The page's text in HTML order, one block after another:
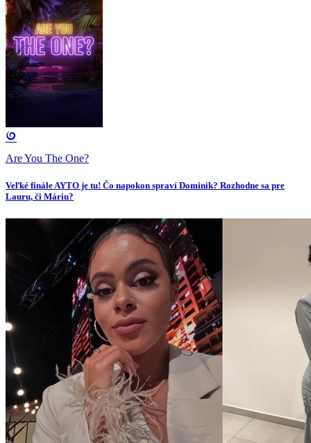
Are You The One?
Veľké finále AYTO je tu! Čo napokon spraví Dominik? Rozhodne sa pre
Lauru, či Máriu?